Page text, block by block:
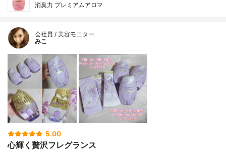
消臭力 プレミアムアロマ
会社員 / 美容モニター
みこ
5.00
心輝く贅沢フレグランス